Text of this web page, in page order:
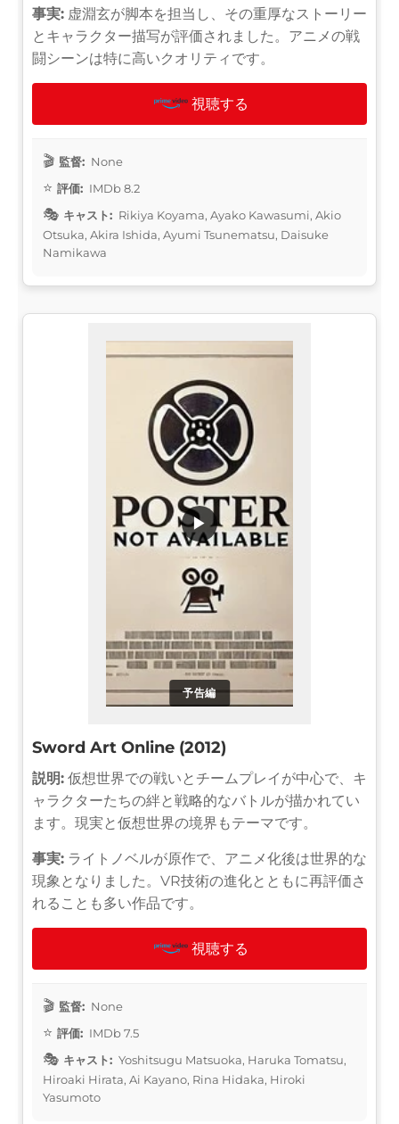
事実: 虚淵玄が脚本を担当し、その重厚なストーリー
とキャラクター描写が評価されました。アニメの戦
闘シーンは特に高いクオリティです。
視聴する
監督: None
評価: IMDb 8.2
キャスト: Rikiya Koyama, Ayako Kawasumi, Akio
Otsuka, Akira Ishida, Ayumi Tsunematsu, Daisuke
Namikawa
予告編
▶
Sword Art Online (2012)
説明: 仮想世界での戦いとチームプレイが中心で、キ
ャラクターたちの絆と戦略的なバトルが描かれてい
ます。現実と仮想世界の境界もテーマです。
事実: ライトノベルが原作で、アニメ化後は世界的な
現象となりました。VR技術の進化とともに再評価さ
れることも多い作品です。
視聴する
監督: None
評価: IMDb 7.5
キャスト: Yoshitsugu Matsuoka, Haruka Tomatsu,
Hiroaki Hirata, Ai Kayano, Rina Hidaka, Hiroki
Yasumoto